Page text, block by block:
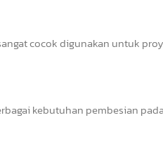
cocok digunakan untuk
kebutuhan pembesian